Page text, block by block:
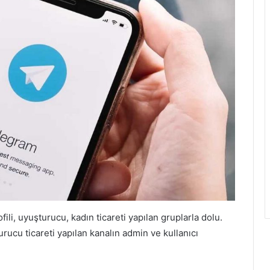
uyuşturucu, kadın ticareti yapılan gruplarla dolu.
ticareti yapılan kanalın admin ve kullanıcı